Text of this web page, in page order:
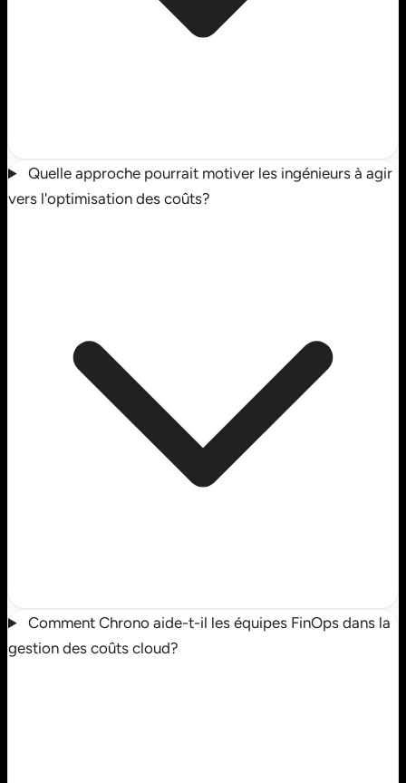
Quelle approche pourrait motiver les ingénieurs à agir
vers l'optimisation des coûts?
Comment Chrono aide-t-il les équipes FinOps dans la
gestion des coûts cloud?